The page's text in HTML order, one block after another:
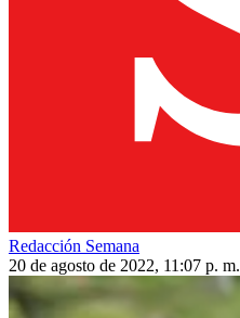
Redacción Semana
20 de agosto de 2022, 11:07 p. m.